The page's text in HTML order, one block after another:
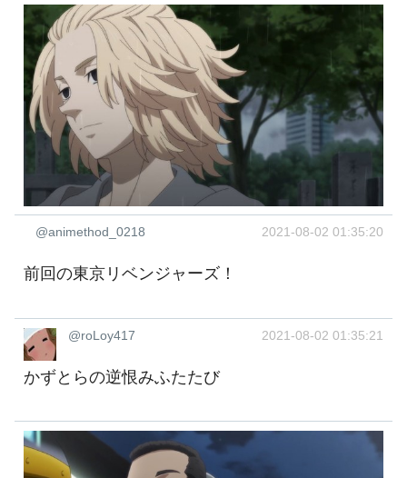
@animethod_0218 2021-08-02 01:35:20
前回の東京リベンジャーズ！
@roLoy417 2021-08-02 01:35:21
かずとらの逆恨みふたたび